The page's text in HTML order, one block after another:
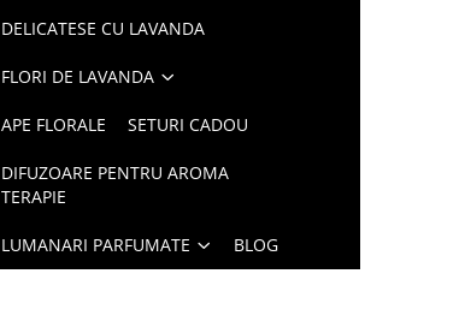
DELICATESE CU LAVANDA
FLORI DE LAVANDA
APE FLORALE SETURI CADOU
DIFUZOARE PENTRU AROMA
TERAPIE
LUMANARI PARFUMATE BLOG